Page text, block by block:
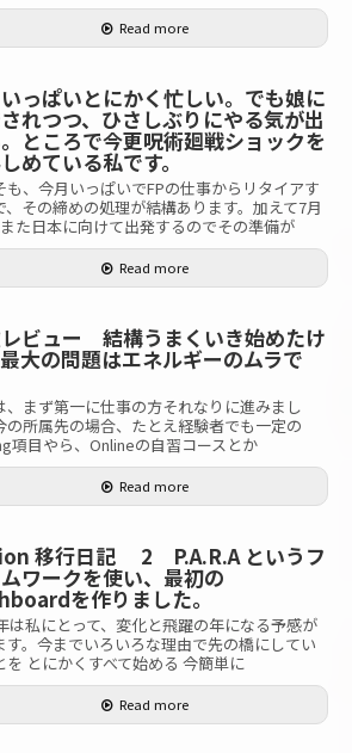
Read more
っぱいとにかく忙しい。でも娘に
れつつ、ひさしぶりにやる気が出
ところで今更呪術廻戦ショックを
めている私です。
も、今月いっぱいでFPの仕事からリタイアす
、その締めの処理が結構あります。加えて7月
た日本に向けて出発するのでその準備が
Read more
ビュー 結構うまくいき始めたけ
大の問題はエネルギーのムラで
、まず第一に仕事の方それなりに進みまし
の所属先の場合、たとえ経験者でも一定の
項目やら、Onlineの自習コースとか
Read more
移行日記 2 P.A.R.A というフ
ワークを使い、最初の
を作りました。
は私にとって、変化と飛躍の年になる予感が
す。今までいろいろな理由で先の橋にしてい
を とにかくすべて始める 今簡単に
Read more